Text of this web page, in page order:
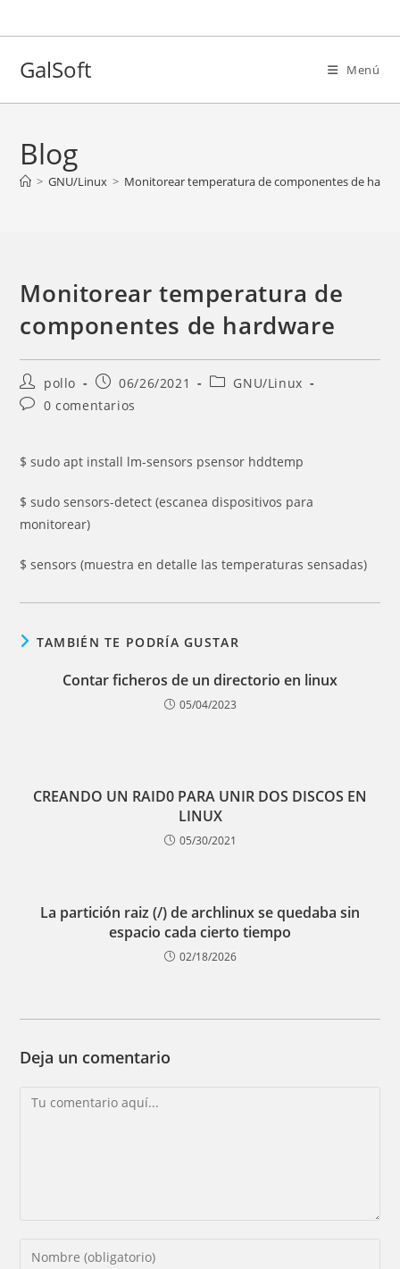
al
GalSoft Menú
Blog
> GNU/Linux > Monitorear temperatura de componentes de
Monitorear temperatura de
componentes de hardware
Autor
de
la
pollo
Entrada
publicada:
06/26/2021
Categoría
GNU/Linux
Comentarios
entrada:
0 comentarios
$ sudo apt install lm-sensors psensor hddtemp
$ sudo sensors-detect (escanea dispositivos para
monitorear)
$ sensors (muestra en detalle las temperaturas sensadas)
TAMBIÉN TE PODRÍA GUSTAR
Contar ficheros de un directorio en linux
05/04/2023
CREANDO UN RAID0 PARA UNIR DOS DISCOS EN
LINUX
05/30/2021
La partición raiz (/) de archlinux se quedaba sin
espacio cada cierto tiempo
02/18/2026
Deja un comentario
Comentario
Introducí